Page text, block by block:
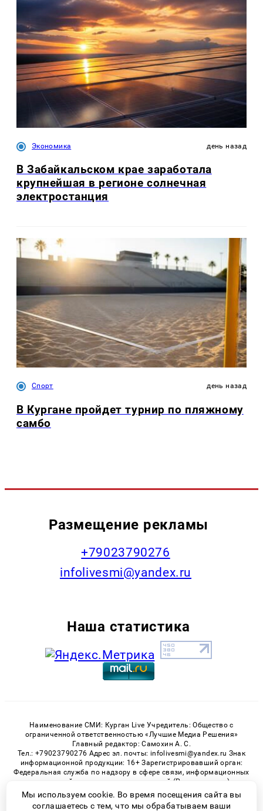
Экономика день назад
В Забайкальском крае заработала
крупнейшая в регионе солнечная
электростанция
Спорт день назад
В Кургане пройдет турнир по пляжному
самбо
Размещение рекламы
+79023790276
infolivesmi@yandex.ru
Наша статистика
Наименование СМИ: Курган Live Учредитель: Общество с
ограниченной ответственностью «Лучшие Медиа Решения»
Главный редактор: Самохин А. С.
Тел.: +79023790276 Адрес эл. почты: infolivesmi@yandex.ru Знак
информационной продукции: 16+ Зарегистрировавший орган:
Федеральная служба по надзору в сфере связи, информационных
технологий и массовых коммуникаций (Роскомнадзор)
Регистрационный номер СМИ ЭЛ № ФС 77 - 82535 от 21.01.2022
Мы используем cookie. Во время посещения сайта вы
соглашаетесь с тем, что мы обрабатываем ваши